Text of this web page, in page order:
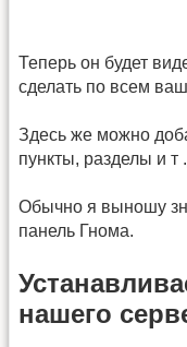
Теперь он будет
сделать по всем
Здесь же можно
пункты, разделы и т
Обычно я выношу
панель Гнома.
нашего